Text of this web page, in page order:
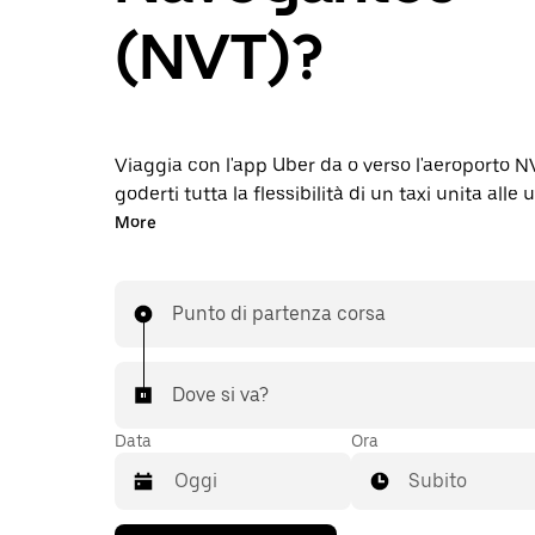
(NVT)?
Viaggia con l'app Uber da o verso l'aeroporto
goderti tutta la flessibilità di un taxi unita alle
funzionalità dell'app. Puoi richiedere corse
prenotare 24 ore su 24, 7 giorni su 7 dall'app
corsa da o per l'aeroporto in pochi secondi.
More
Punto di partenza corsa
Dove si va?
Data Ora
Subito